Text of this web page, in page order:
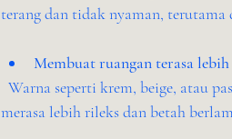
terang dan tidak nyaman, terutama
Membuat ruangan terasa
merasa lebih rileks dan betah